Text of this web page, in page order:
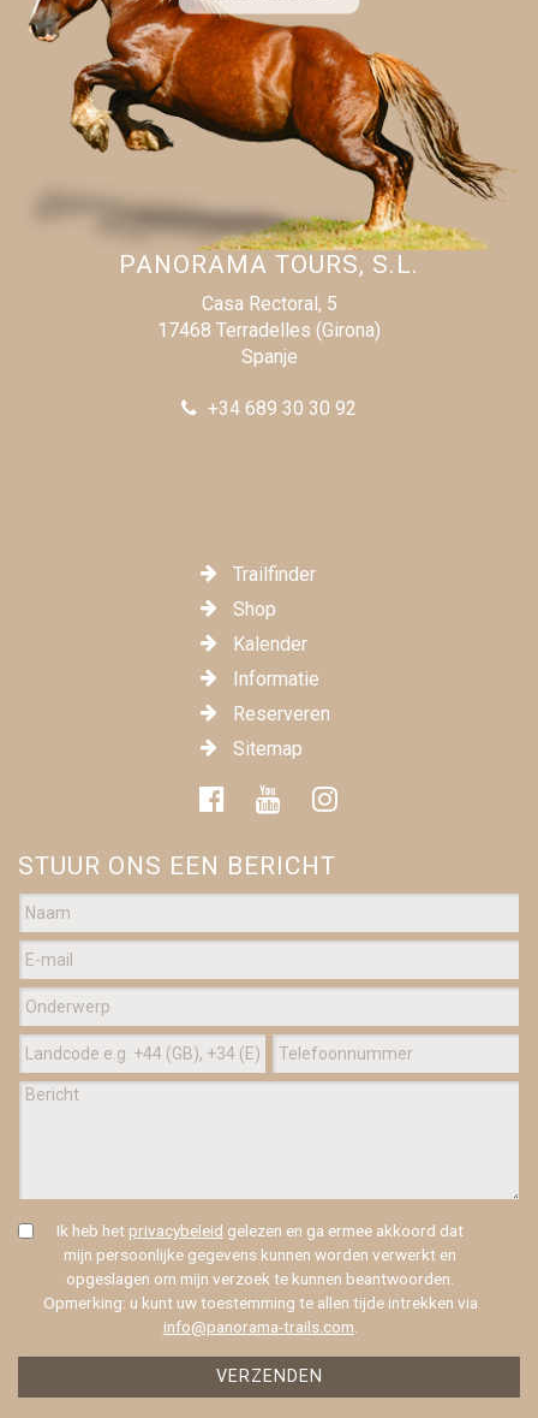
PANORAMA TOURS, S.L.
Casa Rectoral, 5
17468 Terradelles (Girona)
Spanje
+34 689 30 30 92
Trailfinder
Shop
Kalender
Informatie
Reserveren
Sitemap
STUUR ONS EEN BERICHT
Ik heb het privacybeleid gelezen en ga ermee akkoord dat
mijn persoonlijke gegevens kunnen worden verwerkt en
opgeslagen om mijn verzoek te kunnen beantwoorden.
Opmerking: u kunt uw toestemming te allen tijde intrekken via
info@panorama-trails.com.
VERZENDEN